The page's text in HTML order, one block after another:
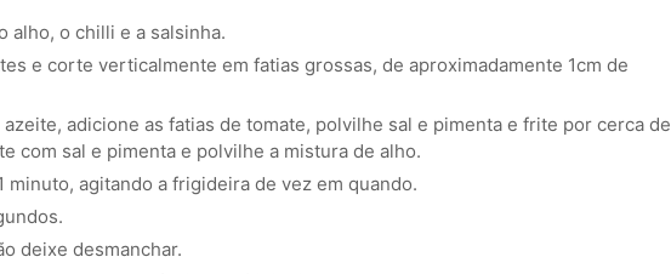
alho, o chilli e a salsinha.
e corte verticalmente em fatias grossas, de aproximadamente 1cm de
adicione as fatias de tomate, polvilhe sal e pimenta e frite por cerca de
com sal e pimenta e polvilhe a mistura de alho.
minuto, agitando a frigideira de vez em quando.
deixe desmanchar.